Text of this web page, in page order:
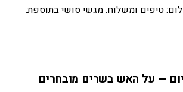
טיפים ומשלוח. מגשי סושי בתוספת.